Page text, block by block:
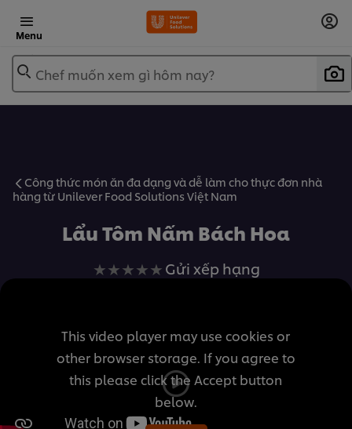
Menu
Chef muốn xem gì hôm nay?
Công thức món ăn đa dạng và dễ làm cho thực đơn nhà
hàng từ Unilever Food Solutions Việt Nam
Lẩu Tôm Nấm Bách Hoa
Không
nào
được
gửi
cho
Gửi xếp hạng
This video player may use cookies or
other browser storage. If you agree to
this please click the Accept button
below.